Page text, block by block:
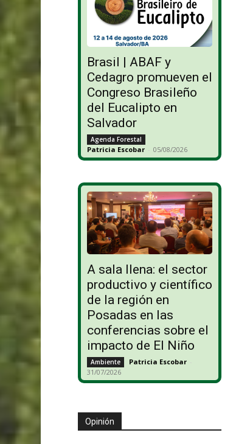
Brasil | ABAF y
Cedagro promueven el
Congreso Brasileño
del Eucalipto en
Salvador
Agenda Forestal
Patricia Escobar - 05/08/2026
A sala llena: el sector
productivo y científico
de la región en
Posadas en las
conferencias sobre el
impacto de El Niño
Ambiente Patricia Escobar -
31/07/2026
Opinión